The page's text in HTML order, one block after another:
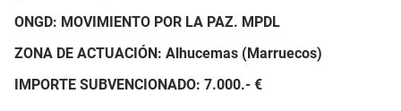
ONGD: MOVIMIENTO POR LA PAZ. MPDL
ZONA DE ACTUACIÓN: Alhucemas (Marruecos)
IMPORTE SUBVENCIONADO: 7.000.- €